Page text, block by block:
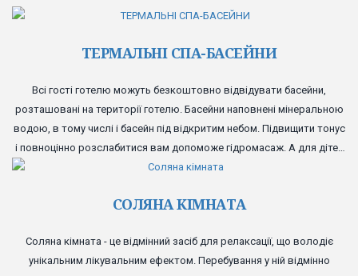
ТЕРМАЛЬНІ СПА-БАСЕЙНИ
Всі гості готелю можуть безкоштовно відвідувати басейни,
розташовані на території готелю. Басейни наповнені мінеральною
водою, в тому числі і басейн під відкритим небом. Підвищити тонус
і повноцінно розслабитися вам допоможе гідромасаж. А для дітей
передбачений спеціальний басейн з гіркою і надувними іграшками.
СОЛЯНА КІМНАТА
Соляна кімната - це відмінний засіб для релаксації, що володіє
унікальним лікувальним ефектом. Перебування у ній відмінно